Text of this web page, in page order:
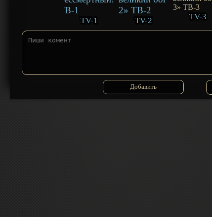
TV-1 TV-2 TV-3